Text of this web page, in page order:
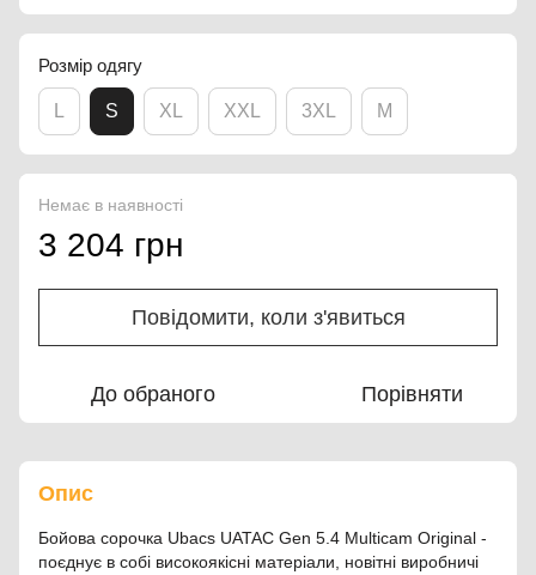
Розмір одягу
S XL XXL 3XL M
Немає в наявності
3 204 грн
Повідомити, коли з'явиться
До обраного Порівняти
Опис
Бойова сорочка Ubacs UATAC Gen 5.4 Multicam Original -
поєднує в собі високоякісні матеріали, новітні виробничі